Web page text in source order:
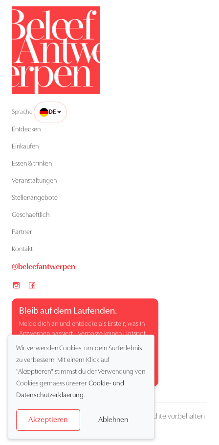
Sprache: DE
Entdecken
Einkaufen
Essen & trinken
Veranstaltungen
Stellenangebote
Geschaeftlich
Partner
Kontakt
@beleefantwerpen
Bleib auf dem Laufenden.
Melde dich an und entdecke als Erste:r, was in
Antwerpen passiert - verpasse keinen Hotspot,
kein Event und keinen besonderen Moment.
Copyright (c) 2026 Beleef Antwerpen. Alle Rechte vorbehalten
Wir verwenden Cookies, um dein Surferlebnis
zu verbessern. Mit einem Klick auf
"Akzeptieren" stimmst du der Verwendung von
Cookies gemaess unserer Cookie- und
Datenschutzerklaerung.
Akzeptieren Ablehnen